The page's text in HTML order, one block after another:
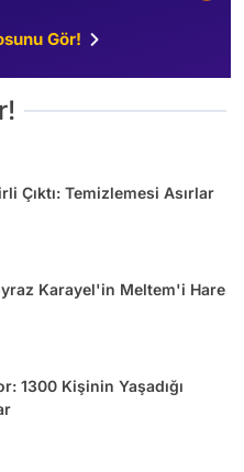
Gör!
Çıktı: Temizlemesi Asırlar
Karayel'in Meltem'i Hare
1300 Kişinin Yaşadığı